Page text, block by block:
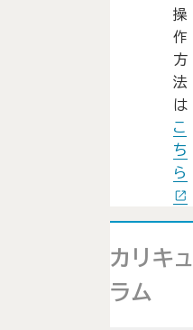
操
作
方
法
は
こ
ち
ら
カリキ
ラム